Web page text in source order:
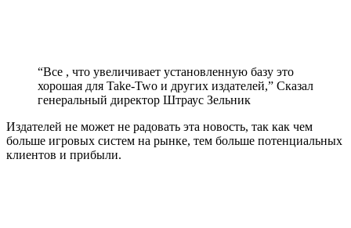
“Все , что увеличивает установленную базу это
хорошая для Take-Two и других издателей,” Сказал
генеральный директор Штраус Зельник
Издателей не может не радовать эта новость, так как чем
больше игровых систем на рынке, тем больше потенциальных
клиентов и прибыли.